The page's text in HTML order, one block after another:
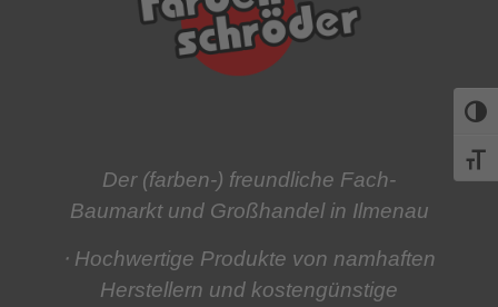
Der (farben-) freundliche Fach-
Baumarkt und Großhandel in Ilmenau
⋅ Hochwertige Produkte von namhaften
Herstellern und kostengünstige